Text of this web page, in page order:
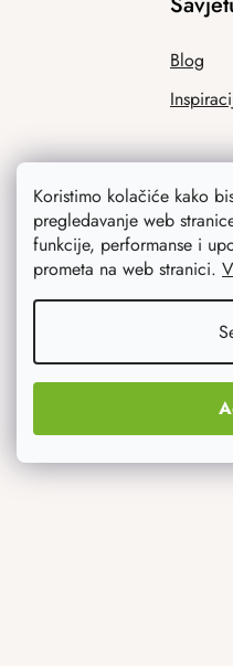
Koristimo kolačiće kako
pregledavanje web
funkcije, performanse i
prometa na web stranici.
Blog
Ono što
Noviteti
Originalni